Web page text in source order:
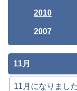
2010
2007
11月
11月になりまし